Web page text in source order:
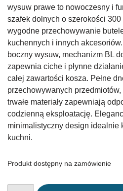
wysuw prawe to nowoczesny i
szafek dolnych o szerokości
wygodne przechowywanie
kuchennych i innych
boczny wysuw, mechanizm BL
zapewnia ciche i płynne
całej zawartości kosza. Pełne
przechowywanych
trwałe materiały zapewniają
codzienną eksploatację.
minimalistyczny design idealnie
kuchni.
Produkt dostępny na zamówienie